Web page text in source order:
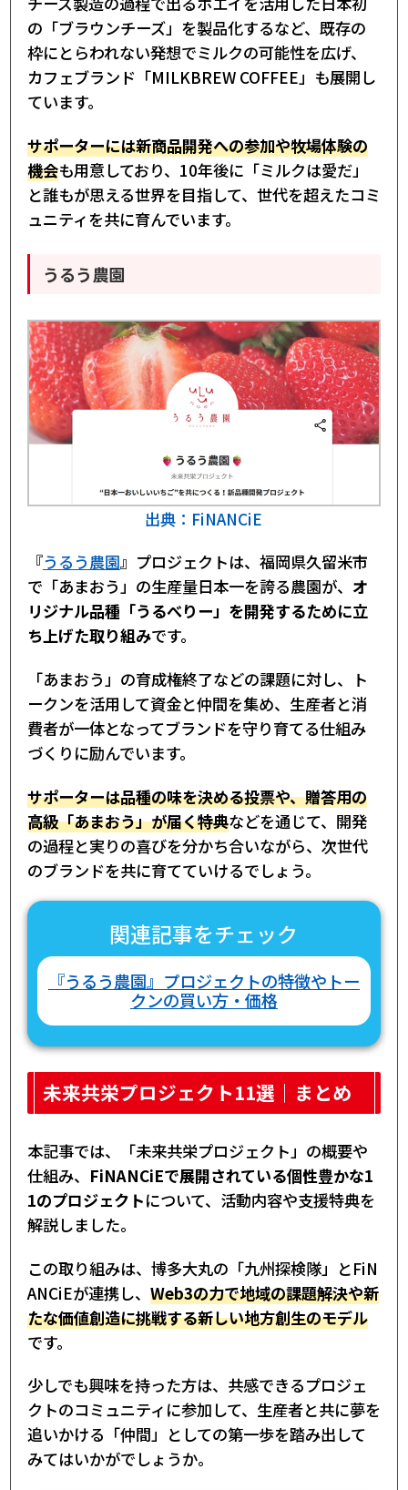
の「ブラウンチーズ」を製品化するなど、既存の
枠にとらわれない発想でミルクの可能性を広げ、
カフェブランド「MILKBREW COFFEE」も展開し
ています。
サポーターには新商品開発への参加や牧場体験の
機会も用意しており、10年後に「ミルクは愛だ」
と誰もが思える世界を目指して、世代を超えたコミ
ュニティを共に育んでいます。
うるう農園
出典：FiNANCiE
『うるう農園』プロジェクトは、福岡県久留米市
で「あまおう」の生産量日本一を誇る農園が、 オ
リジナル品種「うるべりー」を開発するために立
ち上げた取り組みです。
「あまおう」の育成権終了などの課題に対し、ト
ークンを活用して資金と仲間を集め、生産者と消
費者が一体となってブランドを守り育てる仕組み
づくりに励んでいます。
サポーターは品種の味を決める投票や、贈答用の
高級「あまおう」が届く特典などを通じて、開発
の過程と実りの喜びを分かち合いながら、次世代
のブランドを共に育てていけるでしょう。
関連記事をチェック
『うるう農園』プロジェクトの特徴やトー
クンの買い方・価格
未来共栄プロジェクト11選｜まとめ
本記事では、「未来共栄プロジェクト」の概要や
仕組み、 FiNANCiEで展開されている個性豊かな1
1のプロジェクトについて、活動内容や支援特典を
解説しました。
この取り組みは、博多大丸の「九州探検隊」とFiN
ANCiEが連携し、 Web3の力で地域の課題解決や新
たな価値創造に挑戦する新しい地方創生のモデル
です。
少しでも興味を持った方は、共感できるプロジェ
クトのコミュニティに参加して、生産者と共に夢を
追いかける「仲間」としての第一歩を踏み出して
みてはいかがでしょうか。